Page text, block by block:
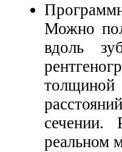
Можно
вдоль
сечении.
реальном